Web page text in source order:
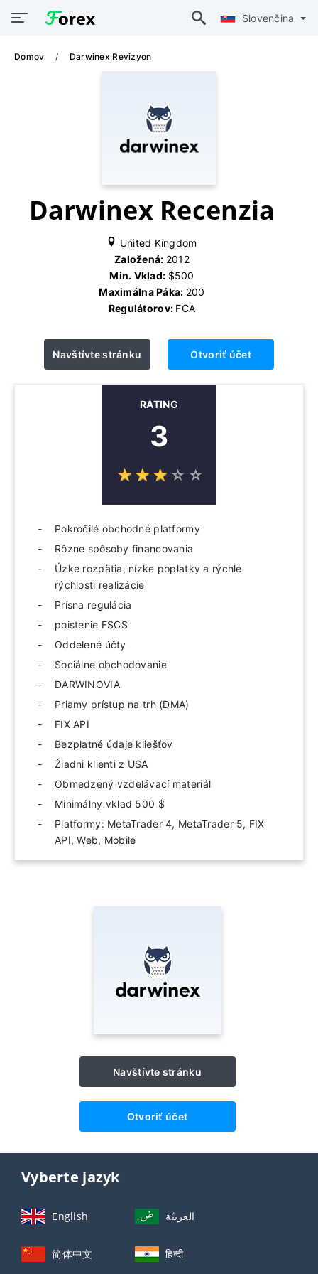
Slovenčina
Domov Darwinex Revizyon
Darwinex Recenzia
United Kingdom
Založená: 2012
Min. Vklad: $500
Maximálna Páka: 200
Regulátorov: FCA
Navštívte stránku Otvoriť účet
RATING
3
☆☆☆ ☆ ☆
★★★ ★ ★
Pokročilé obchodné platformy
Rôzne spôsoby financovania
Úzke rozpätia, nízke poplatky a rýchle
rýchlosti realizácie
Prísna regulácia
poistenie FSCS
Oddelené účty
Sociálne obchodovanie
DARWINOVIA
Priamy prístup na trh (DMA)
FIX API
Bezplatné údaje kliešťov
Žiadni klienti z USA
Obmedzený vzdelávací materiál
Minimálny vklad 500 $
Platformy: MetaTrader 4, MetaTrader 5, FIX
API, Web, Mobile
Navštívte stránku
Otvoriť účet
Vyberte jazyk
English العربيّة
简体中文 हिन्दी